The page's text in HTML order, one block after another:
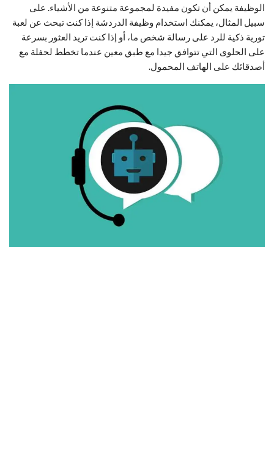
الوظيفة يمكن أن تكون مفيدة لمجموعة متنوعة من الأشياء. على
سبيل المثال، يمكنك استخدام وظيفة الدردشة إذا كنت تبحث عن لعبة
تورية ذكية للرد على رسالة شخص ما، أو إذا كنت تريد العثور بسرعة
على الحلوى التي تتوافق جيدا مع طبق معين عندما تخطط لحفلة مع
أصدقائك على الهاتف المحمول.